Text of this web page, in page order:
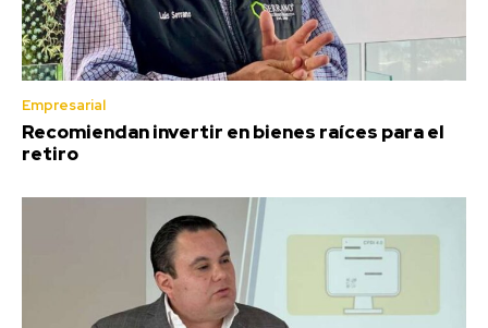
Empresarial
Recomiendan invertir en bienes raíces para el
retiro